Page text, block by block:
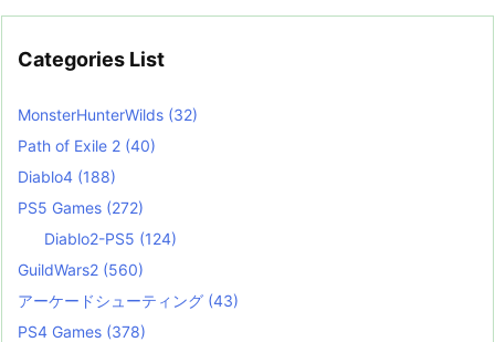
Categories List
MonsterHunterWilds (32)
Path of Exile 2 (40)
Diablo4 (188)
PS5 Games (272)
Diablo2-PS5 (124)
GuildWars2 (560)
アーケードシューティング (43)
PS4 Games (378)